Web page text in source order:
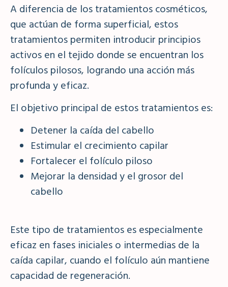
A diferencia de los tratamientos cosméticos,
que actúan de forma superficial, estos
tratamientos permiten introducir principios
activos en el tejido donde se encuentran los
folículos pilosos, logrando una acción más
profunda y eficaz.
El objetivo principal de estos tratamientos es:
Detener la caída del cabello
Estimular el crecimiento capilar
Fortalecer el folículo piloso
Mejorar la densidad y el grosor del
cabello
Este tipo de tratamientos es especialmente
eficaz en fases iniciales o intermedias de la
caída capilar, cuando el folículo aún mantiene
capacidad de regeneración.